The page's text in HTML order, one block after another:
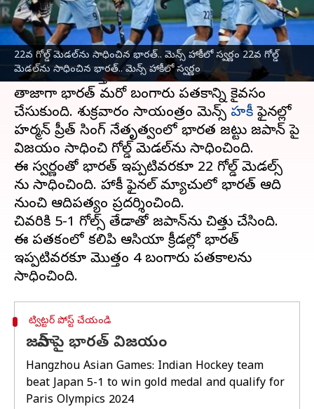
22వ గోల్డ్ మెడల్‌ను సాధించిన భారత్.. మెన్స్ హాకీలో స్వర్ణం 22వ గోల్డ్
మెడల్‌ను సాధించిన భారత్.. మెన్స్ హాకీలో స్వర్ణం
ఈ వార్తాకథనం ఏంటి
చైనాలో జరుగుతున్నఆసియా గేమ్స్లో భారత్ పతకాల
వేటను కొనసాగిస్తోంది.
తాజాగా భారత్ మరో బంగారు పతకాన్ని కైవసం
చేసుకుంది. శుక్రవారం సాయంత్రం మెన్స్ హకీఫైనల్లో
హర్మన్ ప్రీత్ సింగ్ నేతృత్వంలో భారత జట్టు జపాన్ పై
విజయం సాధించి గోల్డ్ మెడల్‌ను సాధించింది.
ఈ స్వర్ణంతో భారత్ ఇప్పటివరకూ 22 గోల్డ్ మెడల్స్
ను సాధించింది. హాకీ ఫైనల్ మ్యాచులో భారత్ ఆది
నుంచి ఆదిపత్యం ప్రదర్శించింది.
చివరికి 5-1 గోల్స్ తేడాతో జపాన్‌ను చిత్తు చేసింది.
ఈ పతకంలో కలిపి ఆసియా క్రీడల్లో భారత్
ఇప్పటివరకూ మొత్తం 4 బంగారు పతకాలను
ట్విట్టర్ పోస్ట్ చేయండి
జపాన్ పై భారత్ విజయం
Hangzhou Asian Games: Indian Hockey team
beat Japan 5-1 to win gold medal and qualify for
Paris Olympics 2024